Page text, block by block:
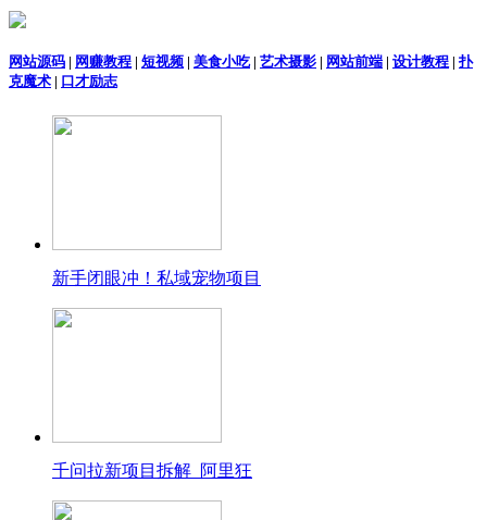
网站源码 | 网赚教程 | 短视频 | 美食小吃| 艺术摄影 | 网站前端 | 设计教程 | 扑
克魔术 | 口才励志
新手闭眼冲！私域宠物项目
千问拉新项目拆解_阿里狂